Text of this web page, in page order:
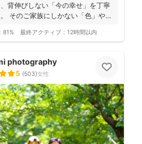
背伸びしない「今の幸せ」を丁寧
そのご家族にしかない「色」や、
81% 最終アクティブ： 12時間以内
photography
5 (503)女性